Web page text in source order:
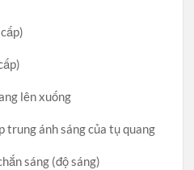
lên xuống
ánh sáng của tụ quang
sáng (độ sáng)